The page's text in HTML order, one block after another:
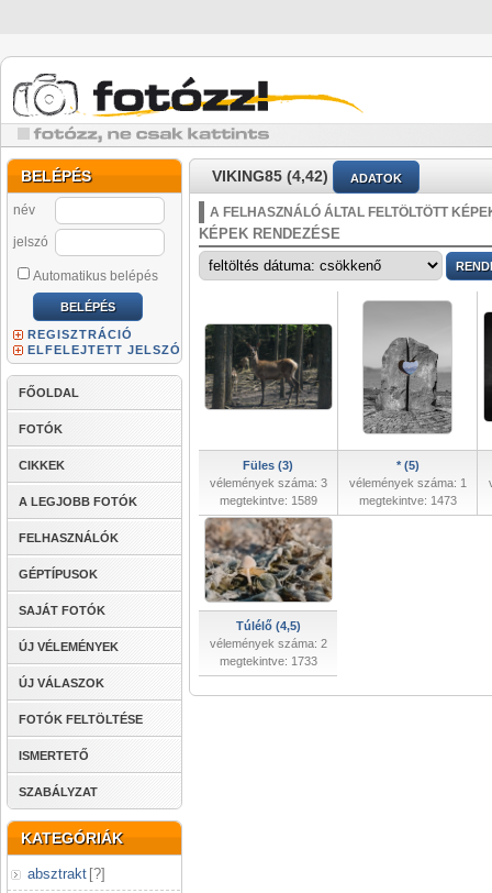
BELÉPÉS
név
jelszó
Automatikus belépés
REGISZTRÁCIÓ
ELFELEJTETT JELSZÓ
FŐOLDAL
FOTÓK
CIKKEK
A LEGJOBB FOTÓK
FELHASZNÁLÓK
GÉPTÍPUSOK
SAJÁT FOTÓK
ÚJ VÉLEMÉNYEK
ÚJ VÁLASZOK
FOTÓK FELTÖLTÉSE
ISMERTETŐ
SZABÁLYZAT
KATEGÓRIÁK
absztrakt [?]
VIKING85 (4,42) ADATOK
A FELHASZNÁLÓ ÁLTAL FELTÖLTÖTT
KÉPEK RENDEZÉSE
Füles (3)
vélemények száma: 3
megtekintve: 1589
* (5)
vélemények száma: 1
megtekintve: 1473
Túlélő (4,5)
vélemények száma: 2
megtekintve: 1733